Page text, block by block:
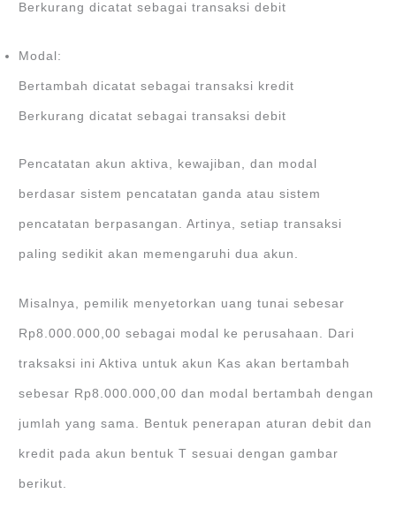
Berkurang dicatat sebagai transaksi debit
Modal:
Bertambah dicatat sebagai transaksi kredit
Berkurang dicatat sebagai transaksi debit
Pencatatan akun aktiva, kewajiban, dan modal
berdasar sistem pencatatan ganda atau sistem
pencatatan berpasangan. Artinya, setiap transaksi
paling sedikit akan memengaruhi dua akun.
Misalnya, pemilik menyetorkan uang tunai sebesar
Rp8.000.000,00 sebagai modal ke perusahaan. Dari
traksaksi ini Aktiva untuk akun Kas akan bertambah
sebesar Rp8.000.000,00 dan modal bertambah dengan
jumlah yang sama. Bentuk penerapan aturan debit dan
kredit pada akun bentuk T sesuai dengan gambar
berikut.